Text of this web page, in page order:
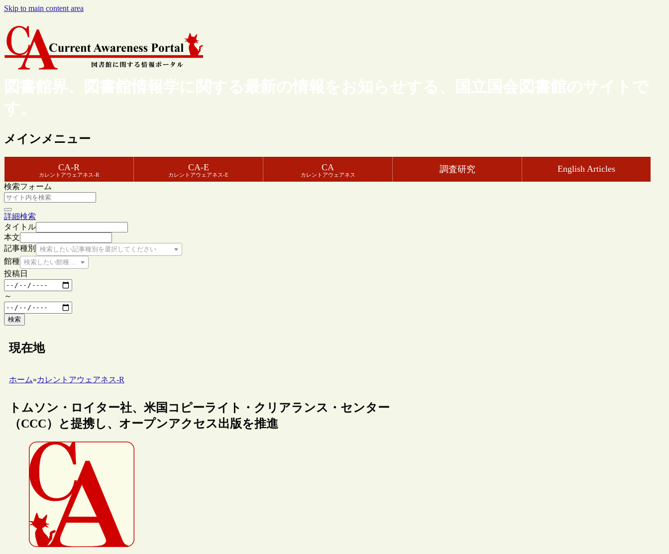
Skip to main content area
図書館界、図書館情報学に関する最新の情報をお知らせする、国立国会図書館のサイトで
す。
メインメニュー
CA-R
カレントアウェアネス-R
CA-E
カレントアウェアネス-E
CA
カレントアウェアネス
調査研究 English Articles
検索フォーム
詳細検索
タイトル
本文
記事種別
検索したい記事種別を選択してください
館種 検索したい館種を選択してください
投稿日
～
検索
現在地
ホーム»カレントアウェアネス-R
トムソン・ロイター社、米国コピーライト・クリアランス・センター
（CCC）と提携し、オープンアクセス出版を推進